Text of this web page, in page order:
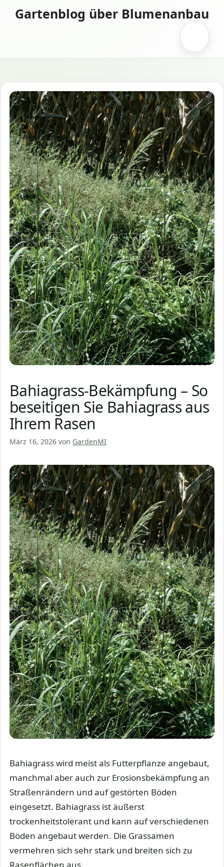
InhaltGartenblog über Blumenanbau
Bahiagrass-Bekämpfung – So
beseitigen Sie Bahiagrass aus
Ihrem Rasen
März 16, 2026 von GardenMI
Bahiagrass wird meist als Futterpflanze angebaut,
manchmal aber auch zur Erosionsbekämpfung an
Straßenrändern und auf gestörten Böden
eingesetzt. Bahiagrass ist äußerst
trockenheitstolerant und kann auf verschiedenen
Böden angebaut werden. Die Grassamen
vermehren sich sehr stark und breiten sich zu
Rasenflächen aus.